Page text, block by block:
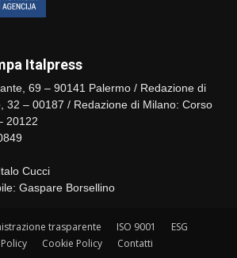
Italpress
69 – 90141 Palermo / Redazione di
32 – 00187 / Redazione di Milano: Corso
20122
Cucci
Gaspare Borsellino
trasparente ISO 9001
ESG
Cookie Policy Contatti